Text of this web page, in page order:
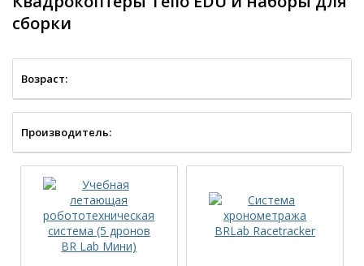
сборки
Возраст:
Производитель: